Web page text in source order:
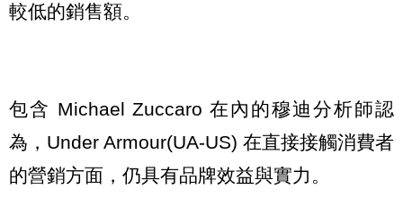
較低的銷售額。
包含 Michael Zuccaro 在內的穆迪分析師認
為，Under Armour(UA-US) 在直接接觸消費者
的營銷方面，仍具有品牌效益與實力。